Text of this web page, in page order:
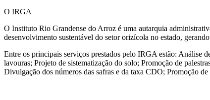
O IRGA
O Instituto Rio Grandense do Arroz é uma autarquia
desenvolvimento sustentável do setor orizícola no estado,
Entre os principais serviços prestados pelo IRGA estão: Análise
lavouras; Projeto de sistematização do solo; Promoção de
Divulgação dos números das safras e da taxa CDO; Promoção